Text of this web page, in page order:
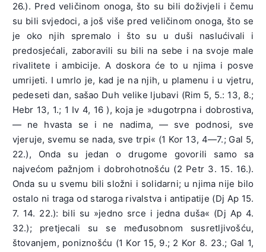
26.). Pred veličinom onoga, što su bili doživjeli i čemu
su bili svjedoci, a još više pred veličinom onoga, što se
je oko njih spremalo i što su u duši naslućivali i
predosjećali, zaboravili su bili na sebe i na svoje male
rivalitete i ambicije. A doskora će to u njima i posve
umrijeti. I umrlo je, kad je na njih, u plamenu i u vjetru,
pedeseti dan, sašao Duh velike ljubavi (Rim 5, 5.: 13, 8.;
Hebr 13, 1.; 1 Iv 4, 16 ), koja je »dugotrpna i dobrostiva,
— ne hvasta se i ne nadima, — sve podnosi, sve
vjeruje, svemu se nada, sve trpi« (1 Kor 13, 4—7.; Gal 5,
22.), Onda su jedan o drugome govorili samo sa
najvećom pažnjom i dobrohotnošću (2 Petr 3. 15. 16.).
Onda su u svemu bili složni i solidarni; u njima nije bilo
ostalo ni traga od staroga rivalstva i antipatije (Dj Ap 15.
7. 14. 22.): bili su »jedno srce i jedna duša« (Dj Ap 4.
32.); pretjecali su se međusobnom susretljivošću,
štovanjem, poniznošću (1 Kor 15, 9.; 2 Kor 8. 23.; Gal 1,